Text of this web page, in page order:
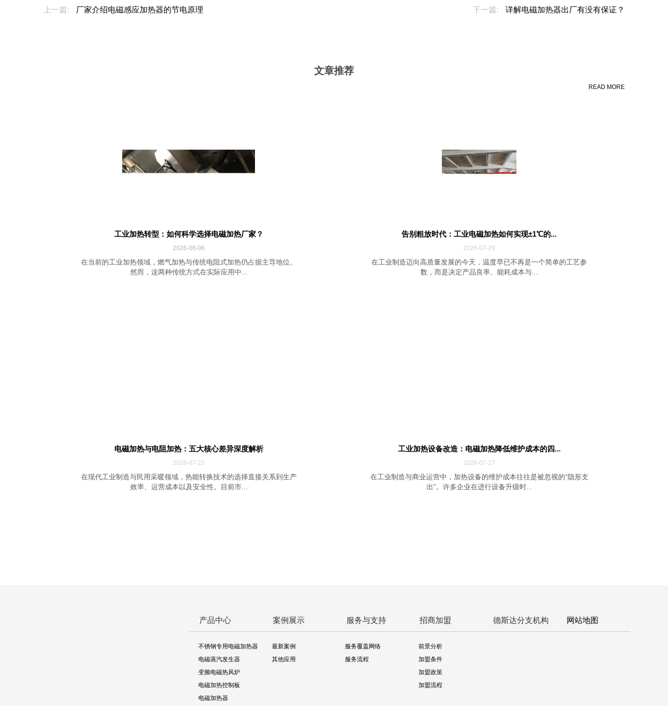
上一篇: 厂家介绍电磁感应加热器的节电原理 下一篇: 详解电磁加热器出厂有没有保证？
文章推荐
READ MORE
工业加热转型：如何科学选择电磁加热厂家？
2026-08-06
在当前的工业加热领域，燃气加热与传统电阻式加热仍占据主导地位。
然而，这两种传统方式在实际应用中...
告别粗放时代：工业电磁加热如何实现±1℃的...
2026-07-29
在工业制造迈向高质量发展的今天，温度早已不再是一个简单的工艺参
数，而是决定产品良率、能耗成本与...
电磁加热与电阻加热：五大核心差异深度解析
2026-07-22
在现代工业制造与民用采暖领域，热能转换技术的选择直接关系到生产
效率、运营成本以及安全性。目前市...
工业加热设备改造：电磁加热降低维护成本的四...
2026-07-17
在工业制造与商业运营中，加热设备的维护成本往往是被忽视的“隐形支
出”。许多企业在进行设备升级时...
产品中心
不锈钢专用电磁加热器
电磁蒸汽发生器
变频电磁热风炉
电磁加热控制板
电磁加热器
案例展示
最新案例
其他应用
服务与支持
服务覆盖网络
服务流程
招商加盟
前景分析
加盟条件
加盟政策
加盟流程
德斯达分支机构 网站地图